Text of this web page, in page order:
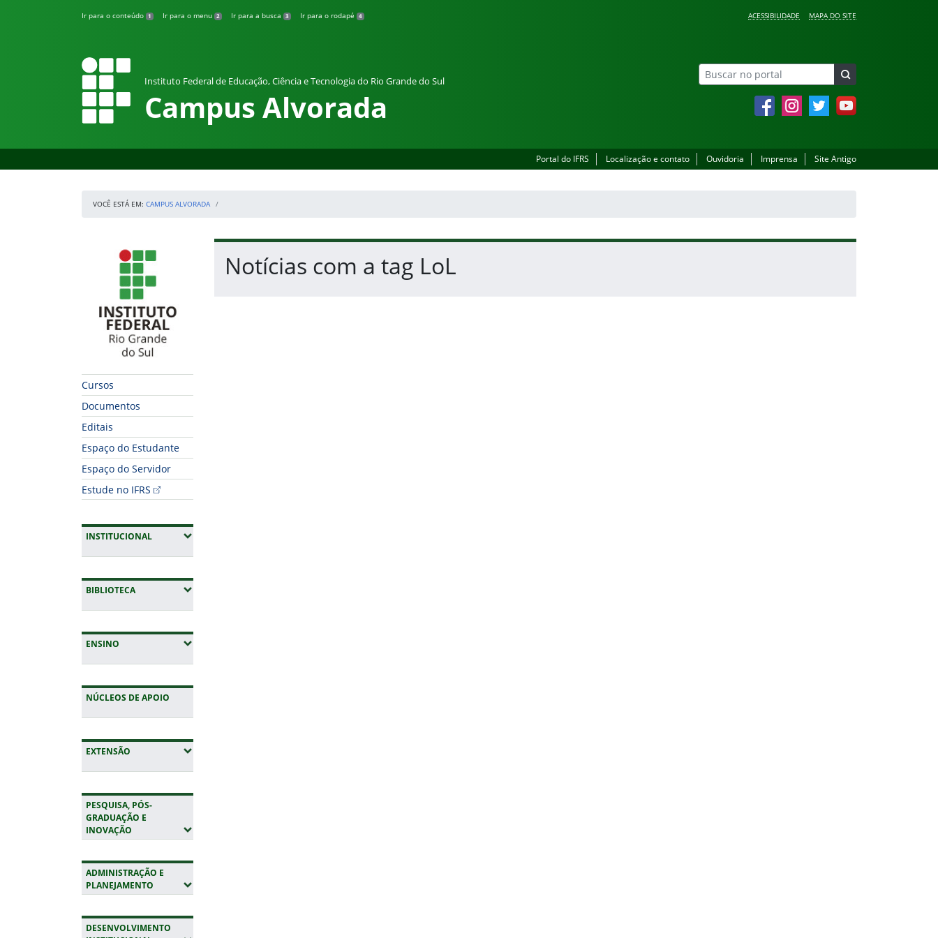
Ir para o conteúdo 1 Ir para o menu 2 Ir para a busca 3 Ir para o rodapé 4 ACESSIBILIDADE MAPA DO SITE
Instituto Federal de Educação, Ciência e Tecnologia do Rio Grande do Sul
Campus Alvorada FacebookInstagramTwitter YouTube
Portal do IFRS Localização e contato Ouvidoria Imprensa Site Antigo
VOCÊ ESTÁ EM: CAMPUS ALVORADA
Início da navegação
Cursos
Documentos
Editais
Espaço do Estudante
Espaço do Servidor
Estude no IFRS
INSTITUCIONAL(EXPANDIR SUBMENUS)
BIBLIOTECA(EXPANDIR SUBMENUS)
ENSINO (EXPANDIR SUBMENUS)
NÚCLEOS DE APOIO
EXTENSÃO (EXPANDIR SUBMENUS)
PESQUISA, PÓS-
GRADUAÇÃO E
INOVAÇÃO (EXPANDIR SUBMENUS)
ADMINISTRAÇÃO E
PLANEJAMENTO (EXPANDIR SUBMENUS)
DESENVOLVIMENTO
Início do conteúdo
Notícias com a tag LoL